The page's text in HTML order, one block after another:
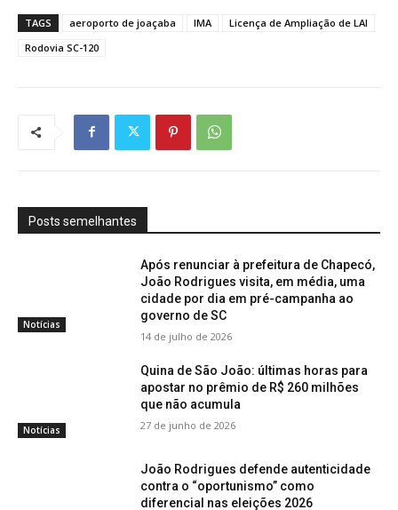
TAGS aeroporto de joaçaba IMA
Licença de Ampliação de LAI
Rodovia SC-120
Posts semelhantes
Notícias
Após renunciar à prefeitura de Chapecó,
João Rodrigues visita, em média, uma
cidade por dia em pré-campanha ao
governo de SC
14 de julho de 2026
Notícias
Quina de São João: últimas horas para
apostar no prêmio de R$ 260 milhões
que não acumula
27 de junho de 2026
João Rodrigues defende autenticidade
contra o “oportunismo” como
diferencial nas eleições 2026